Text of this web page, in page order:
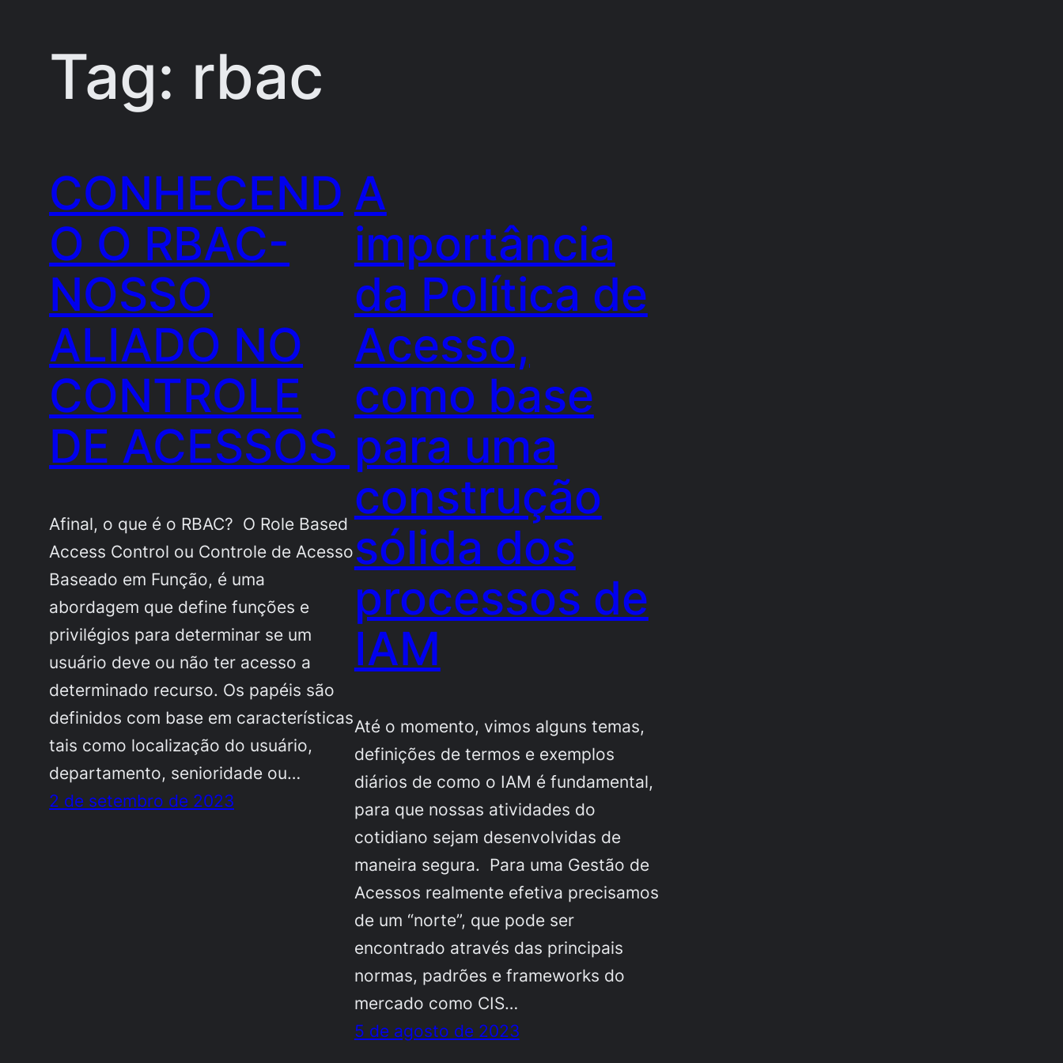
Tag: rbac
CONHECEND
O O RBAC-
NOSSO
ALIADO NO
CONTROLE
DE ACESSOS
Afinal, o que é o RBAC? O Role Based
Access Control ou Controle de Acesso
Baseado em Função, é uma
abordagem que define funções e
privilégios para determinar se um
usuário deve ou não ter acesso a
determinado recurso. Os papéis são
definidos com base em características
tais como localização do usuário,
departamento, senioridade ou…
2 de setembro de 2023
A
importância
da Política de
Acesso,
como base
para uma
construção
sólida dos
processos de
IAM
Até o momento, vimos alguns temas,
definições de termos e exemplos
diários de como o IAM é fundamental,
para que nossas atividades do
cotidiano sejam desenvolvidas de
maneira segura. Para uma Gestão de
Acessos realmente efetiva precisamos
de um “norte”, que pode ser
encontrado através das principais
normas, padrões e frameworks do
mercado como CIS…
5 de agosto de 2023